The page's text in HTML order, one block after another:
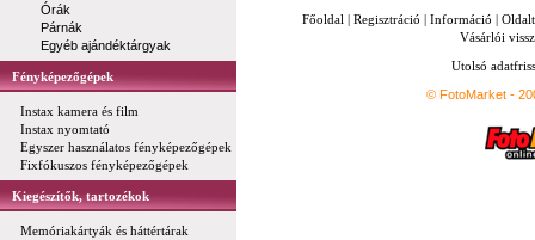
Órák
Párnák
Egyéb ajándéktárgyak
Fényképezőgépek
Instax kamera és film
Instax nyomtató
Egyszer használatos fényképezőgépek
Fixfókuszos fényképezőgépek
Kiegészítők, tartozékok
Memóriakártyák és háttértárak
Főoldal | Regisztráció | Információ |
Vásárlói
Utolsó
© FotoMarket -